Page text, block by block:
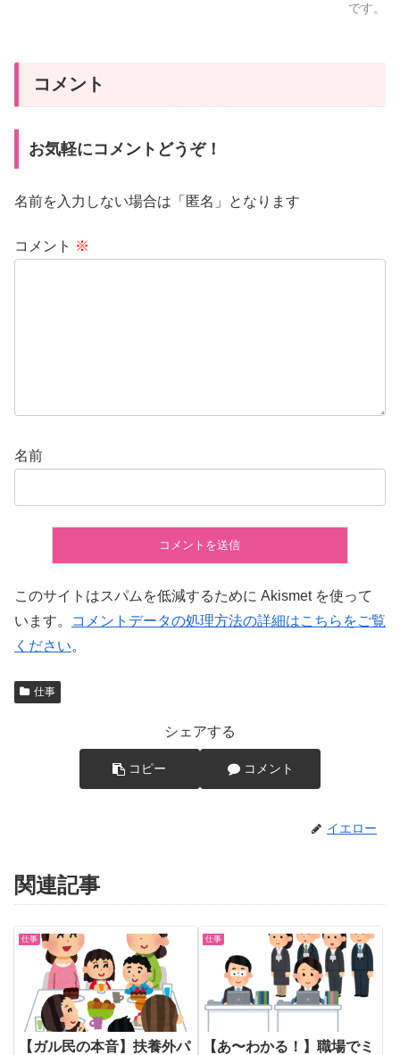
です。
コメント
お気軽にコメントどうぞ！
名前を入力しない場合は「匿名」となります
コメント ※
名前
このサイトはスパムを低減するために Akismet を使って
います。
コメントデータの処理方法の詳細はこちらをご覧
ください。
仕事
シェアする
コピー コメント
イエロー
関連記事
仕事
【ガル民の本音】扶養外パ
仕事
【あ〜わかる！】職場でミ